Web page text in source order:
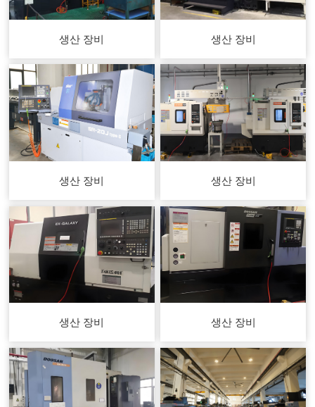
생산 장비 생산 장비
생산 장비 생산 장비
생산 장비 생산 장비